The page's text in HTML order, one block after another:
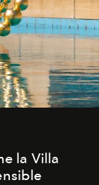
la Villa